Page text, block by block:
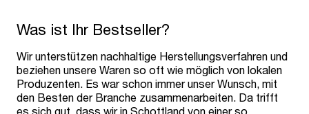
Was ist Ihr Bestseller?
Wir unterstützen nachhaltige Herstellungsverfahren und
beziehen unsere Waren so oft wie möglich von lokalen
Produzenten. Es war schon immer unser Wunsch, mit
den Besten der Branche zusammenarbeiten. Da trifft
es sich gut, dass wir in Schottland von einer so